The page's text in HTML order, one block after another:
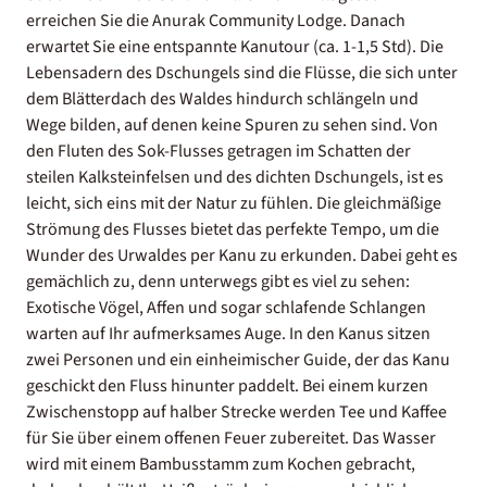
erreichen Sie die Anurak Community Lodge. Danach
erwartet Sie eine entspannte Kanutour (ca. 1-1,5 Std). Die
Lebensadern des Dschungels sind die Flüsse, die sich unter
dem Blätterdach des Waldes hindurch schlängeln und
Wege bilden, auf denen keine Spuren zu sehen sind. Von
den Fluten des Sok-Flusses getragen im Schatten der
steilen Kalksteinfelsen und des dichten Dschungels, ist es
leicht, sich eins mit der Natur zu fühlen. Die gleichmäßige
Strömung des Flusses bietet das perfekte Tempo, um die
Wunder des Urwaldes per Kanu zu erkunden. Dabei geht es
gemächlich zu, denn unterwegs gibt es viel zu sehen:
Exotische Vögel, Affen und sogar schlafende Schlangen
warten auf Ihr aufmerksames Auge. In den Kanus sitzen
zwei Personen und ein einheimischer Guide, der das Kanu
geschickt den Fluss hinunter paddelt. Bei einem kurzen
Zwischenstopp auf halber Strecke werden Tee und Kaffee
für Sie über einem offenen Feuer zubereitet. Das Wasser
wird mit einem Bambusstamm zum Kochen gebracht,